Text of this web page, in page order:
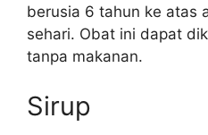
berusia 6 tahun ke atas
sehari. Obat ini dapat
tanpa makanan.
Sirup